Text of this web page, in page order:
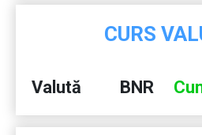
CURS
Valută BNR